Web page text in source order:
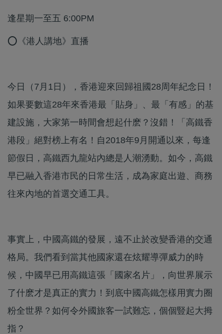
逢星期一至五 6:00PM
⭕《港人講地》直播
今日（7月1日），香港迎來回歸祖國28周年紀念日！
如果要數這28年來香港最「貼身」、最「有感」的基
建設施，大家第一時間會想起什麽？沒錯！「高鐵香
港段」絕對榜上有名！自2018年9月開通以來，每逢
節假日，高鐵西九龍站內總是人潮湧動。如今，高鐵
早已融入香港市民的日常生活，成為家庭出遊、商務
往來內地的首選交通工具。
事實上，中國高鐵的發展，遠不止於改變香港的交通
格局。我們看到當其他國家還在炫耀導彈威力的時
候，中國早已用高鐵這張「國家名片」，向世界展示
了什麽才是真正的實力！到底中國高鐵怎樣用實力圈
粉全世界？如何令外國旅客一試難忘，個個豎起大拇
指？